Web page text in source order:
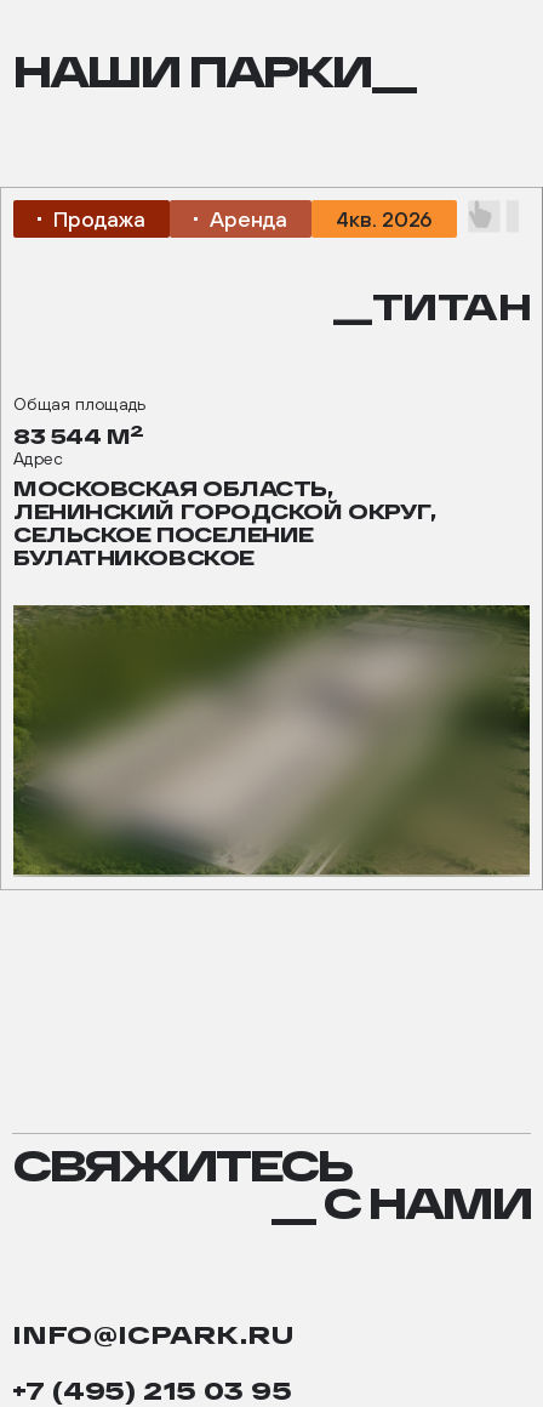
НАШИ ПАРКИ__
Продажа Аренда 4кв. 2026
__ТИТАН
Общая площадь
83 544 М2
Адрес
МОСКОВСКАЯ ОБЛАСТЬ,
ЛЕНИНСКИЙ ГОРОДСКОЙ ОКРУГ,
СЕЛЬСКОЕ ПОСЕЛЕНИЕ
БУЛАТНИКОВСКОЕ
СВЯЖИТЕСЬ
СВЯЖИТЕСЬ
__ С НАМИ
INFO@ICPARK.RU
+7 (495) 215 03 95